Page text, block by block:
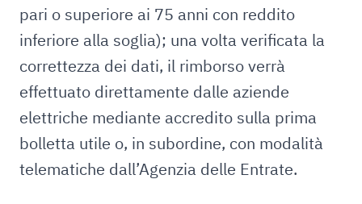
pari o superiore ai 75 anni con reddito
inferiore alla soglia); una volta verificata la
correttezza dei dati, il rimborso verrà
effettuato direttamente dalle aziende
elettriche mediante accredito sulla prima
bolletta utile o, in subordine, con modalità
telematiche dall’Agenzia delle Entrate.